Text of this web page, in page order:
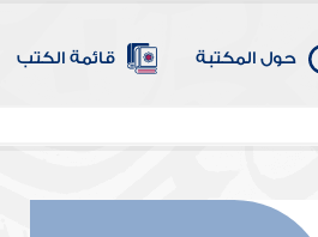
حول المكتبة قائمة الكتب